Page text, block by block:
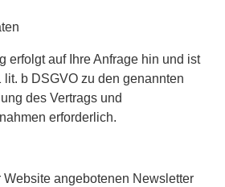
erfolgt auf Ihre Anfrage hin und ist
lit. b DSGVO zu den genannten
des Vertrags und
erforderlich.
angebotenen Newsletter